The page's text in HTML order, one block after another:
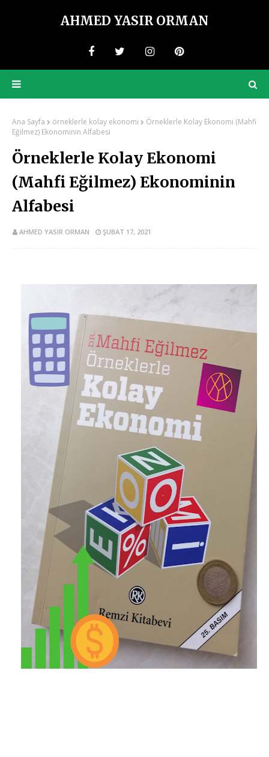
AHMED YASIR ORMAN
Ana Sayfa örneklerle kolay ekonomi
Örneklerle Kolay Ekonomi (Mahfi
Eğilmez) Ekonominin Alfabesi
Örneklerle Kolay Ekonomi
(Mahfi Eğilmez) Ekonominin
Alfabesi
AHMED YASIR ORMAN ŞUBAT 17, 2021